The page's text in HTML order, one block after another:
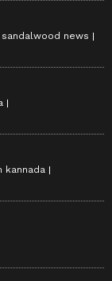
sandalwood news
kannada